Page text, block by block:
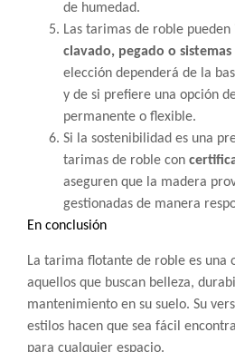
de humedad.
Las tarimas de roble
clavado, pegado o
elección dependerá de la
y de si prefiere una opción
permanente o flexible.
Si la sostenibilidad es una
tarimas de roble con
aseguren que la madera
gestionadas de manera
En conclusión
La tarima flotante de roble es una
aquellos que buscan belleza,
mantenimiento en su suelo. Su
estilos hacen que sea fácil
para cualquier espacio.